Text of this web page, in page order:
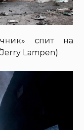
спит на
Lampen)